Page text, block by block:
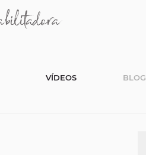
VÍDEOS BLOG